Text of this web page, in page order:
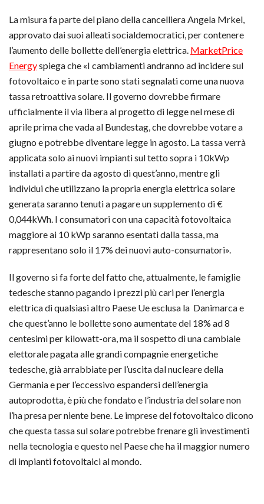
La misura fa parte del piano della cancelliera Angela Mrkel,
approvato dai suoi alleati socialdemocratici, per contenere
l’aumento delle bollette dell’energia elettrica. MarketPrice
Energyspiega che «I cambiamenti andranno ad incidere sul
fotovoltaico e in parte sono stati segnalati come una nuova
tassa retroattiva solare. Il governo dovrebbe firmare
ufficialmente il via libera al progetto di legge nel mese di
aprile prima che vada al Bundestag, che dovrebbe votare a
giugno e potrebbe diventare legge in agosto. La tassa verrà
applicata solo ai nuovi impianti sul tetto sopra i 10kWp
installati a partire da agosto di quest’anno, mentre gli
individui che utilizzano la propria energia elettrica solare
generata saranno tenuti a pagare un supplemento di €
0,044kWh. I consumatori con una capacità fotovoltaica
maggiore ai 10 kWp saranno esentati dalla tassa, ma
rappresentano solo il 17% dei nuovi auto-consumatori».
Il governo si fa forte del fatto che, attualmente, le famiglie
tedesche stanno pagando i prezzi più cari per l’energia
elettrica di qualsiasi altro Paese Ue esclusa la Danimarca e
che quest’anno le bollette sono aumentate del 18% ad 8
centesimi per kilowatt-ora, ma il sospetto di una cambiale
elettorale pagata alle grandi compagnie energetiche
tedesche, già arrabbiate per l’uscita dal nucleare della
Germania e per l’eccessivo espandersi dell’energia
autoprodotta, è più che fondato e l’industria del solare non
l’ha presa per niente bene. Le imprese del fotovoltaico dicono
che questa tassa sul solare potrebbe frenare gli investimenti
nella tecnologia e questo nel Paese che ha il maggior numero
di impianti fotovoltaici al mondo.